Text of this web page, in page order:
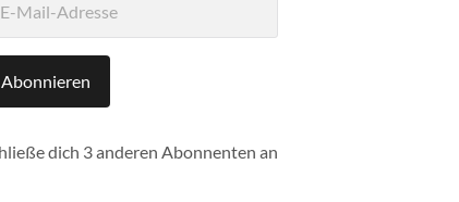
Abonnieren
dich 3 anderen Abonnenten an